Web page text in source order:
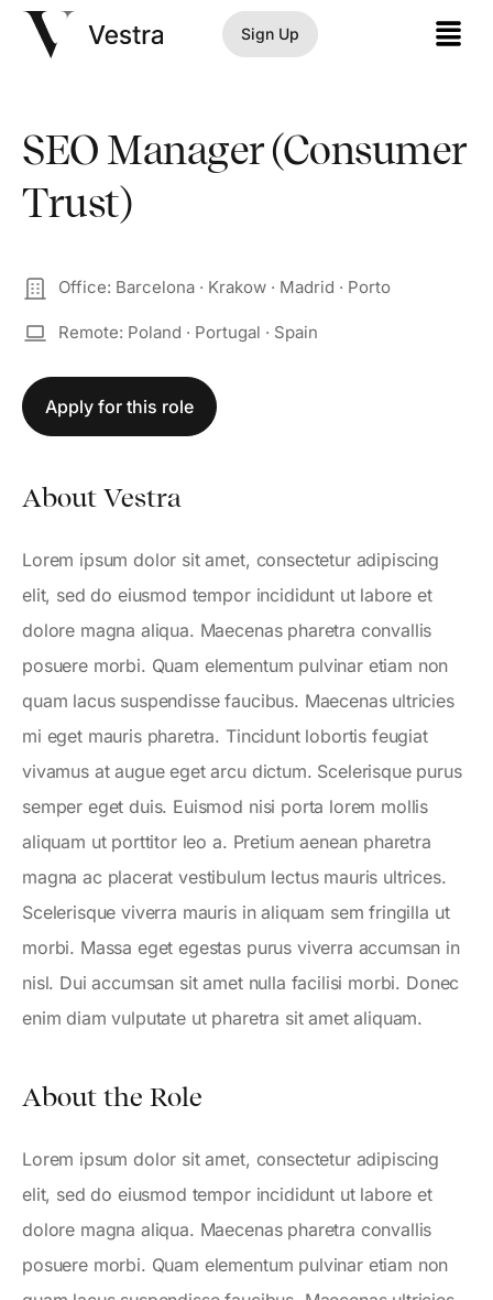
Sign Up
SEO Manager (Consumer
Trust)
Office: Barcelona · Krakow · Madrid · Porto
Remote: Poland · Portugal · Spain
Apply for this role
About Vestra
Lorem ipsum dolor sit amet, consectetur adipiscing
elit, sed do eiusmod tempor incididunt ut labore et
dolore magna aliqua. Maecenas pharetra convallis
posuere morbi. Quam elementum pulvinar etiam non
quam lacus suspendisse faucibus. Maecenas ultricies
mi eget mauris pharetra. Tincidunt lobortis feugiat
vivamus at augue eget arcu dictum. Scelerisque purus
semper eget duis. Euismod nisi porta lorem mollis
aliquam ut porttitor leo a. Pretium aenean pharetra
magna ac placerat vestibulum lectus mauris ultrices.
Scelerisque viverra mauris in aliquam sem fringilla ut
morbi. Massa eget egestas purus viverra accumsan in
nisl. Dui accumsan sit amet nulla facilisi morbi. Donec
enim diam vulputate ut pharetra sit amet aliquam.
About the Role
Lorem ipsum dolor sit amet, consectetur adipiscing
elit, sed do eiusmod tempor incididunt ut labore et
dolore magna aliqua. Maecenas pharetra convallis
posuere morbi. Quam elementum pulvinar etiam non